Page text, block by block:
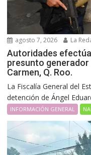
agosto 7, 2026 La
Autoridades
presunto generador
Carmen, Q. Roo.
La Fiscalía General del
detención de Ángel
INFORMACIÓN GENERAL